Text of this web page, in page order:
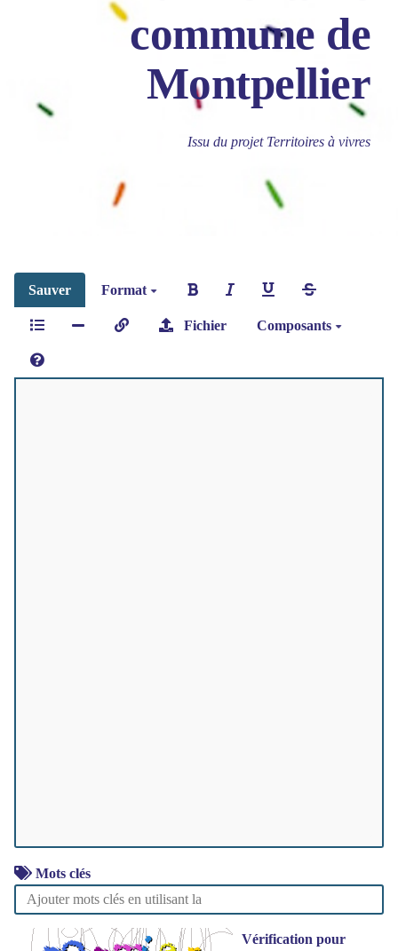
commune de
Montpellier
Issu du projet Territoires à vivres
Sauver Format
Fichier Composants
Mots clés
Vérification pour